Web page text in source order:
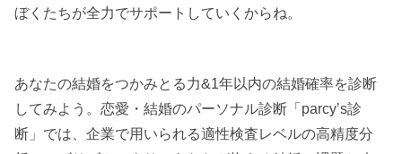
ぼくたちが全力でサポートしていくからね。
あなたの結婚をつかみとる力&1年以内の結婚確率を診断
してみよう。恋愛・結婚のパーソナル診断「parcy’s診
断」では、企業で用いられる適性検査レベルの高精度分